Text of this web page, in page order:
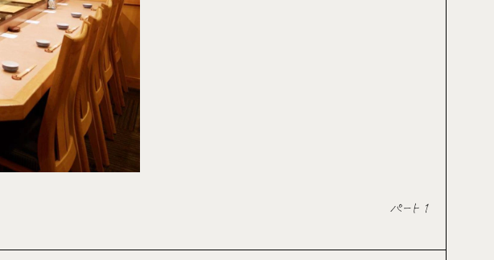
パート 1